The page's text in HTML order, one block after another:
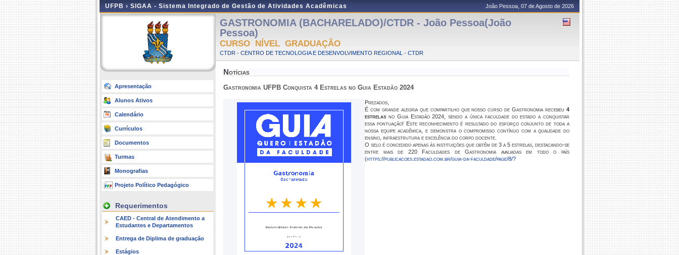
UFPB › SIGAA - Sistema Integrado de Gestão de Atividades Acadêmicas João Pessoa, 07 de Agosto de 2026
Apresentação
Alunos Ativos
Calendário
Currículos
Documentos
Turmas
Monografias
Projeto Político Pedagógico
Requerimentos
CAED - Central de Atendimento a
Estudantes e Departamentos
Entrega de Diplima de graduação
Estágios
GASTRONOMIA (BACHARELADO)/CTDR - João Pessoa(João
Pessoa)
CURSO NÍVEL GRADUAÇÃO
CTDR - CENTRO DE TECNOLOGIA E DESENVOLVIMENTO REGIONAL - CTDR
Notícias
Gastronomia UFPB Conquista 4 Estrelas no Guia Estadão 2024
Prezados,
É com grande alegria que compartilho que nosso curso de Gastronomia recebeu 4
estrelas no Guia Estadão2024, sendo a única faculdade do estado a conquistar
essa pontuação! Este reconhecimento é resultado do esforço conjunto de toda a
nossa equipe acadêmica, e demonstra o compromisso contínuo com a qualidade do
ensino, infraestrutura e excelência do corpo docente.
O selo é concedido apenas às instituições que obtêm de 3 a 5 estrelas, destacando-se
entre mais de 220 Faculdades de Gastronomia avaliadas em todo o país
(https://publicacoes.estadao.com.br/guia-da-faculdade/page/8/?